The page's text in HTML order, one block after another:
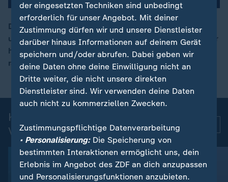
00:16
Das Freihandelsabkommen Mercosur zwischen der EU
und südamerikanischen Staaten wird umgesetzt. Zuvor
hatten Uruguay und Argentinien das Abkommen
ratifiziert.
Kurznachrichten: Aktuelle
Videos
der eingesetzten Techniken sind unbedingt
erforderlich für unser Angebot. Mit deiner
Zustimmung dürfen wir und unsere Dienstleister
darüber hinaus Informationen auf deinem Gerät
speichern und/oder abrufen. Dabei geben wir
deine Daten ohne deine Einwilligung nicht an
Dritte weiter, die nicht unsere direkten
Dienstleister sind. Wir verwenden deine Daten
auch nicht zu kommerziellen Zwecken.
Zustimmungspflichtige Datenverarbeitung
• Personalisierung:Die Speicherung von
bestimmten Interaktionen ermöglicht uns, dein
Erlebnis im Angebot des ZDF an dich anzupassen
und Personalisierungsfunktionen anzubieten.